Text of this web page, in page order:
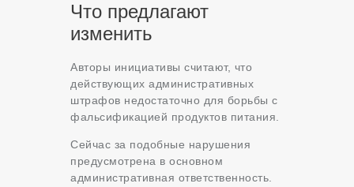
Что предлагают
изменить
Авторы инициативы считают, что
действующих административных
штрафов недостаточно для борьбы с
фальсификацией продуктов питания.
Сейчас за подобные нарушения
предусмотрена в основном
административная ответственность.